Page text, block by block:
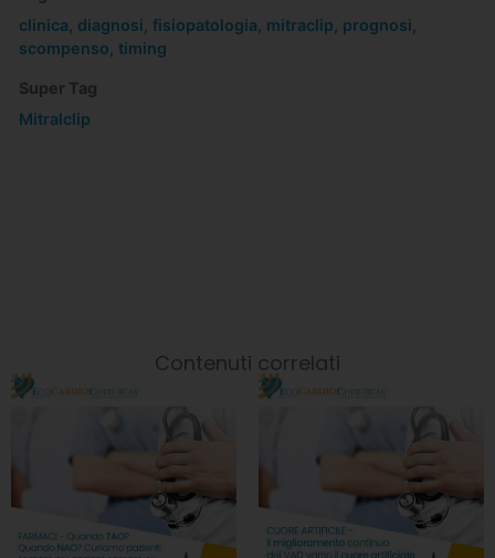
clinica diagnosi ,fisiopatologia mitraclip prognosi
scompenso ,timing
Super Tag
Mitralclip
Contenuti correlati